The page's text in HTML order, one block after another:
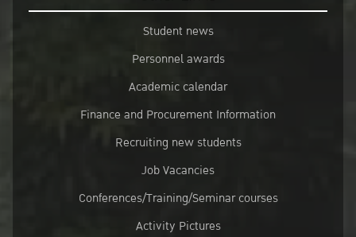
Student news
Personnel awards
Academic calendar
Finance and Procurement Information
Recruiting new students
Job Vacancies
Conferences/Training/Seminar courses
Activity Pictures